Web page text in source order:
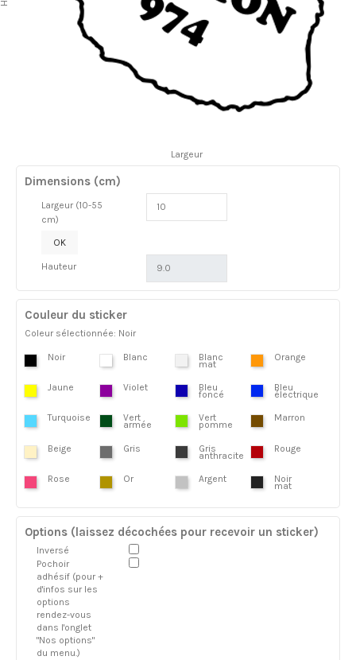
Largeur
Dimensions (cm)
Largeur (10-55
cm)
OK
Hauteur
Couleur du sticker
Coleur sélectionnée: Noir
Noir Blanc Blanc
mat
Orange
Jaune Violet Bleu
foncé
Bleu
électrique
Turquoise Vert
armée
Vert
pomme
Marron
Beige Gris Gris
anthracite
Rouge
Rose Or Argent Noir
mat
Options (laissez décochées pour recevoir un sticker)
Inversé
Pochoir
adhésif (pour +
d'infos sur les
options
rendez-vous
dans l'onglet
"Nos options"
du menu.)